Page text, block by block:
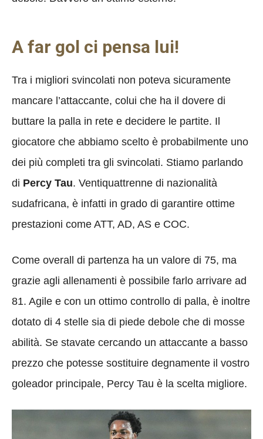
A far gol ci pensa lui!
Tra i migliori svincolati non poteva sicuramente
mancare l’attaccante, colui che ha il dovere di
buttare la palla in rete e decidere le partite. Il
giocatore che abbiamo scelto è probabilmente uno
dei più completi tra gli svincolati. Stiamo parlando
di Percy Tau. Ventiquattrenne di nazionalità
sudafricana, è infatti in grado di garantire ottime
prestazioni come ATT, AD, AS e COC.
Come overall di partenza ha un valore di 75, ma
grazie agli allenamenti è possibile farlo arrivare ad
81. Agile e con un ottimo controllo di palla, è inoltre
dotato di 4 stelle sia di piede debole che di mosse
abilità. Se stavate cercando un attaccante a basso
prezzo che potesse sostituire degnamente il vostro
goleador principale, Percy Tau è la scelta migliore.